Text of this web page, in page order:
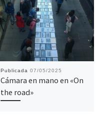
Publicada 07/05/2025
Cámara en mano en «On
the road»